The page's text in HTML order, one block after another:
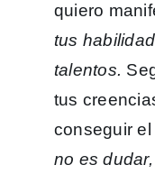
quiero
tus
talentos.
tus
conseguir
no es